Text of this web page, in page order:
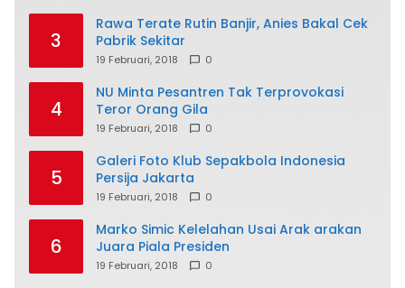
3
Rawa Terate Rutin Banjir, Anies Bakal Cek
Pabrik Sekitar
19 Februari, 2018 0
4
NU Minta Pesantren Tak Terprovokasi
Teror Orang Gila
19 Februari, 2018 0
5
Galeri Foto Klub Sepakbola Indonesia
Persija Jakarta
19 Februari, 2018 0
6
Marko Simic Kelelahan Usai Arak arakan
Juara Piala Presiden
19 Februari, 2018 0